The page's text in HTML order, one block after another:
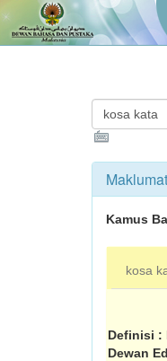
Kamus
kosa
Definisi :
Dewan